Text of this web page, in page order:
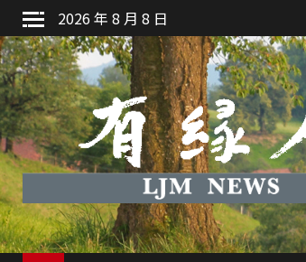
Skip
to
content
2026 年 8 月 8 日